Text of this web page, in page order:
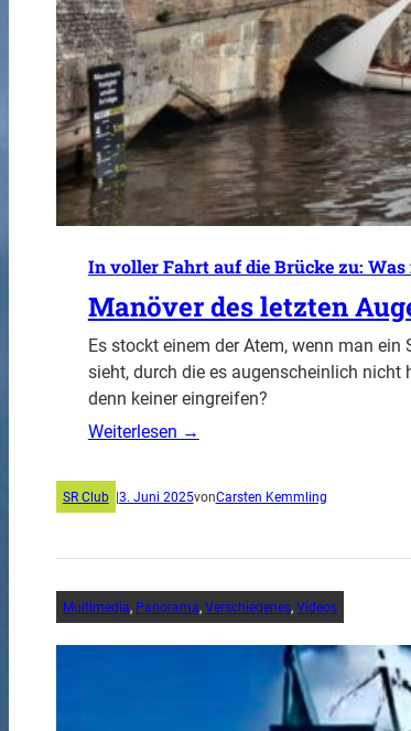
In voller Fahrt auf die Brücke zu:
Manöver des letzten
Es stockt einem der Atem, wenn man
sieht, durch die es augenscheinlich
denn keiner eingreifen?
Weiterlesen →
SR Club |3. Juni 2025vonCarsten Kemmling
Multimedia, Panorama, Verschiedenes, Videos